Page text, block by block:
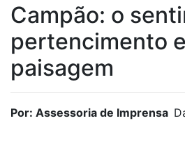
Campão: o
pertencimento
paisagem
Por: Assessoria de Imprensa